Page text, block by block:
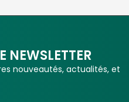
nouveautés, actualités, et